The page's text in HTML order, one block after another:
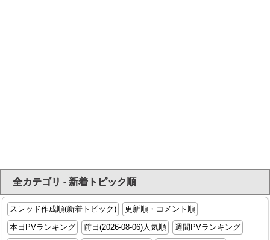
全カテゴリ - 新着トピック順
スレッド作成順(新着トピック)
更新順・コメント順
本日PVランキング
前日(2026-08-06)人気順
週間PVランキング